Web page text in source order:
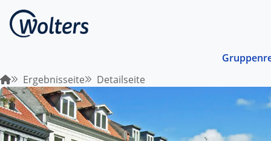
Ergebnisseite Detailseite